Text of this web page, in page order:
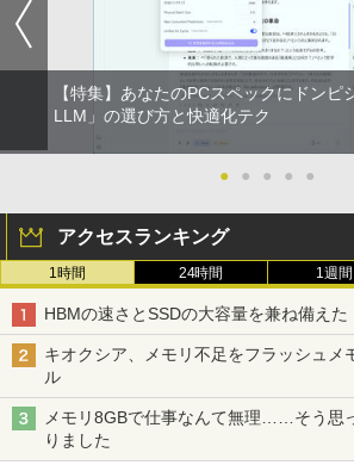
【特集】あなたのPCスペックにドンピ
LLM」の選び方と快適化テク
● ● ● ● ●
アクセスランキング
1時間 24時間 1週間
HBMの速さとSSDの大容量を兼ね備えた
キオクシア、メモリ不足をフラッシュメ
ル
メモリ8GBで仕事なんて無理……そう思
りました